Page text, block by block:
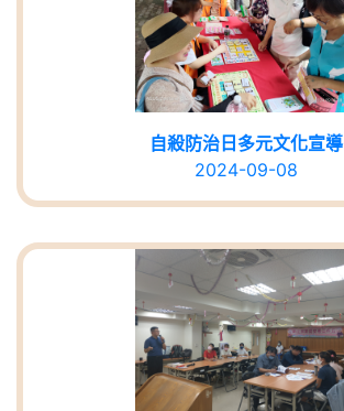
自殺防治日多元文化宣導
2024-09-08